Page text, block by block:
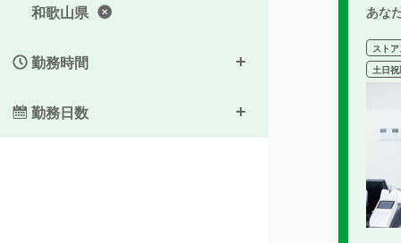
あな
スト
土日
和歌山県
勤務時間
勤務日数